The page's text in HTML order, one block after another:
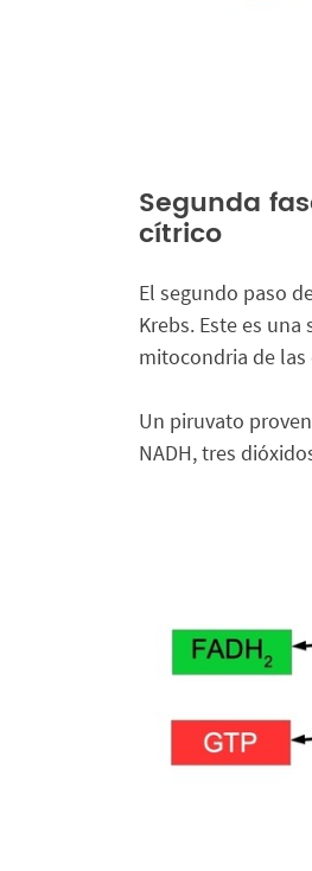
Segunda
cítrico
El segundo paso
Krebs. Este es
mitocondria de
Un piruvato
NADH, tres